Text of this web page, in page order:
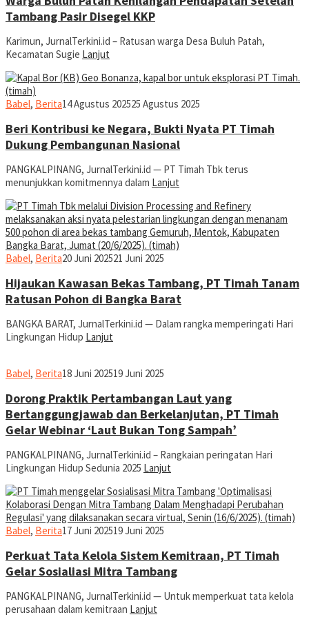
Tambang Pasir Disegel KKP
Karimun, JurnalTerkini.id – Ratusan warga Desa Buluh Patah,
Kecamatan Sugie Lanjut
Babel, Beritajurnal
14 Agustus 202525 Agustus 2025
Beri Kontribusi ke Negara, Bukti Nyata PT Timah
Dukung Pembangunan Nasional
PANGKALPINANG, JurnalTerkini.id — PT Timah Tbk terus
menunjukkan komitmennya dalam Lanjut
Babel, Beritajurnal
20 Juni 202521 Juni 2025
Hijaukan Kawasan Bekas Tambang, PT Timah Tanam
Ratusan Pohon di Bangka Barat
BANGKA BARAT, JurnalTerkini.id — Dalam rangka memperingati Hari
Lingkungan Hidup Lanjut
Babel, Beritajurnal
18 Juni 202519 Juni 2025
Dorong Praktik Pertambangan Laut yang
Bertanggungjawab dan Berkelanjutan, PT Timah
Gelar Webinar ‘Laut Bukan Tong Sampah’
PANGKALPINANG, JurnalTerkini.id – Rangkaian peringatan Hari
Lingkungan Hidup Sedunia 2025 Lanjut
Babel, Beritajurnal
17 Juni 202519 Juni 2025
Perkuat Tata Kelola Sistem Kemitraan, PT Timah
Gelar Sosialiasi Mitra Tambang
PANGKALPINANG, JurnalTerkini.id — Untuk memperkuat tata kelola
perusahaan dalam kemitraan Lanjut